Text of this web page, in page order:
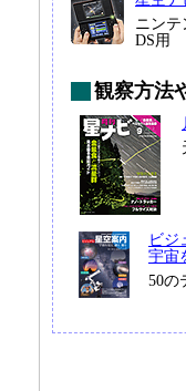
ニンテ
DS用
観察方法
ビジ
宇宙
50の